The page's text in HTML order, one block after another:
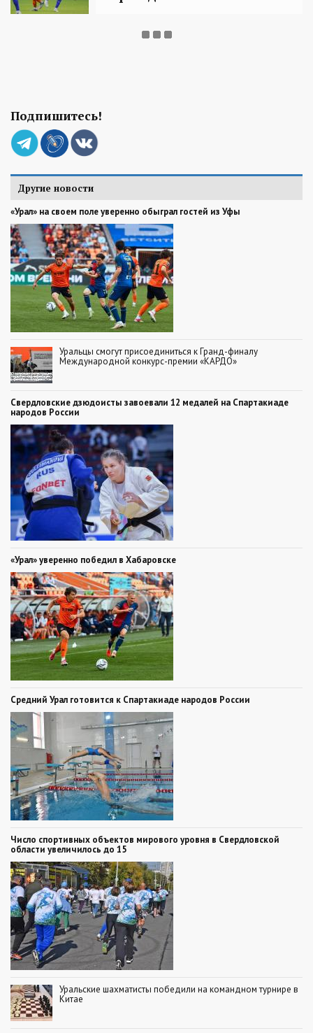
Подпишитесь!
Другие новости
«Урал» на своем поле уверенно обыграл гостей из Уфы
Уральцы смогут присоединиться к Гранд-финалу
Международной конкурс-премии «КАРДО»
Свердловские дзюдоисты завоевали 12 медалей на Спартакиаде
народов России
«Урал» уверенно победил в Хабаровске
Средний Урал готовится к Спартакиаде народов России
Число спортивных объектов мирового уровня в Свердловской
области увеличилось до 15
Уральские шахматисты победили на командном турнире в
Китае